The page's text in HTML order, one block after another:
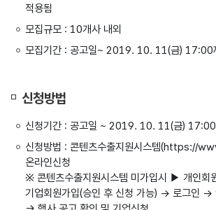
적용됨
모집규모 : 10개사 내외
모집기간 : 공고일~ 2019. 10. 11(금) 17:00
신청방법
신청기간 : 공고일 ~ 2019. 10. 11(금)
신청방법 : 콘텐츠수출지원시스템(https://
온라인신청
※ 콘텐츠수출지원시스템 미가입시 ▶ 개인회
기업회원가입(승인 후 신청 가능) → 로그인 →